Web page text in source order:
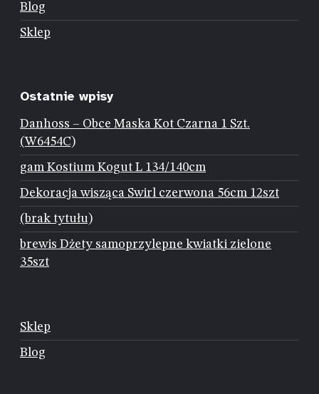
Blog
Sklep
Ostatnie wpisy
Danhoss – Obce Maska Kot Czarna 1 Szt.
(W6454C)
gam Kostium Kogut L 134/140cm
Dekoracja wisząca Swirl czerwona 56cm 12szt
(brak tytułu)
brewis Dżety samoprzylepne kwiatki zielone
35szt
Sklep
Blog